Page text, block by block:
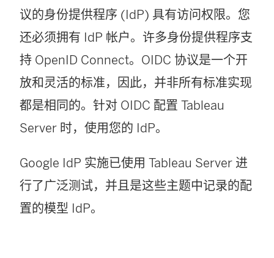
议的身份提供程序 (IdP) 具有访问权限。您
还必须拥有 IdP 帐户。许多身份提供程序支
持 OpenID Connect。OIDC 协议是一个开
放和灵活的标准，因此，并非所有标准实现
都是相同的。针对 OIDC 配置 Tableau
Server 时，使用您的 IdP。
Google IdP 实施已使用 Tableau Server 进
行了广泛测试，并且是这些主题中记录的配
置的模型 IdP。